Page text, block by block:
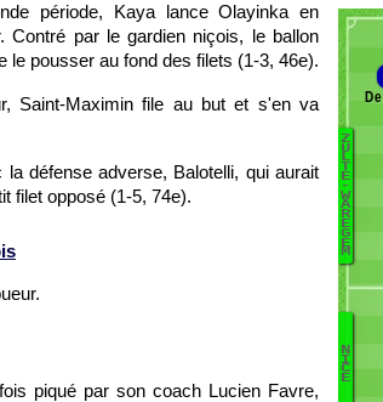
période, Kaya lance Olayinka en
Contré par le gardien niçois, le ballon
pousser au fond des filets (1-3, 46e).
Saint-Maximin file au but et s'en va
défense adverse, Balotelli, qui aurait
filet opposé (1-5, 74e).
piqué par son coach Lucien Favre,
Z
U
L
E
-
W
A
R
E
G
E
M
N
I
C
E